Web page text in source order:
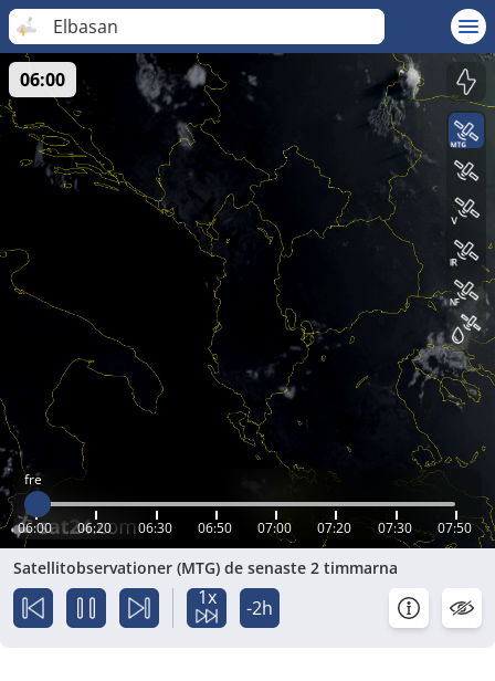
Elbasan
fre
06:00 06:20 06:30 06:50 07:00 07:20 07:30 07:50
06:00
Satellitobservationer (MTG) de senaste 2 timmarna
1x -2h